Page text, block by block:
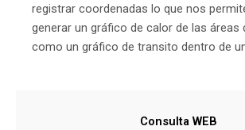
registrar coordenadas lo que nos
generar un gráfico de calor de las áreas
como un gráfico de transito dentro de
Consulta WEB